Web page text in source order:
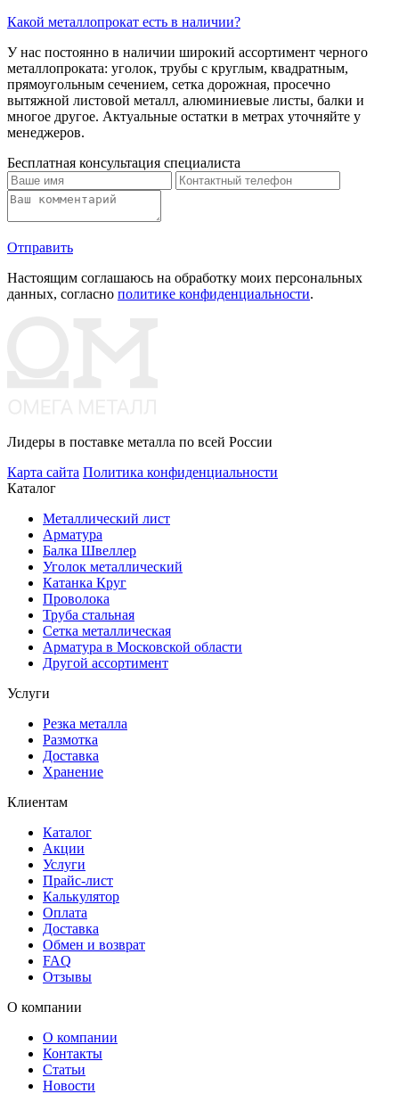
Какой металлопрокат есть в наличии?
У нас постоянно в наличии широкий ассортимент черного
металлопроката: уголок, трубы с круглым, квадратным,
прямоугольным сечением, сетка дорожная, просечно
вытяжной листовой металл, алюминиевые листы, балки и
многое другое. Актуальные остатки в метрах уточняйте у
менеджеров.
Бесплатная консультация специалиста
Отправить
Настоящим соглашаюсь на обработку моих персональных
данных, согласно политике конфиденциальности.
Лидеры в поставке металла по всей России
Карта сайта Политика конфиденциальности
Каталог
Металлический лист
Арматура
Балка Швеллер
Уголок металлический
Катанка Круг
Проволока
Труба стальная
Сетка металлическая
Арматура в Московской области
Другой ассортимент
Услуги
Резка металла
Размотка
Доставка
Хранение
Клиентам
Каталог
Акции
Услуги
Прайс-лист
Калькулятор
Оплата
Доставка
Обмен и возврат
FAQ
Отзывы
О компании
О компании
Контакты
Статьи
Новости